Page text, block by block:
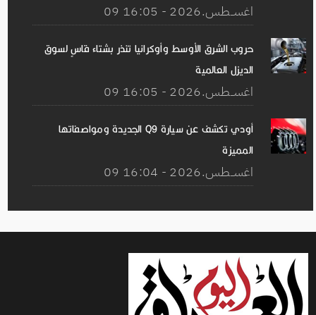
09 اغســطس.2026 - 16:05
حروب الشرق الأوسط وأوكرانيا تنذر بشتاء قاسٍ لسوق
الديزل العالمية
09 اغســطس.2026 - 16:05
أودي تكشف عن سيارة Q9 الجديدة ومواصفاتها
المميزة
09 اغســطس.2026 - 16:04